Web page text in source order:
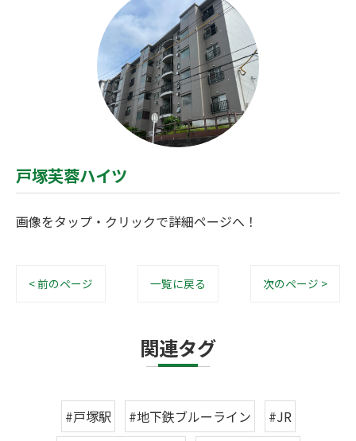
戸塚芙蓉ハイツ
画像をタップ・クリックで詳細ページへ！
< 前のページ 一覧に戻る 次のページ >
関連タグ
#戸塚駅 #地下鉄ブルーライン
#JR